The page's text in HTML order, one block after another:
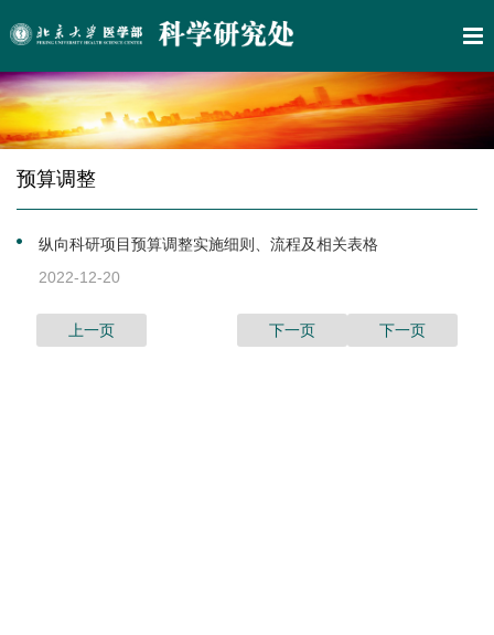
预算调整
纵向科研项目预算调整实施细则、流程及相关表格
2022-12-20
上一页 下一页
下一页